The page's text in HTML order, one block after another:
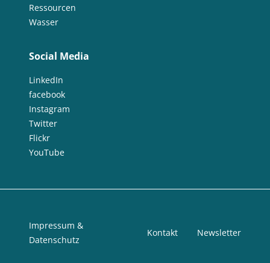
Ressourcen
Wasser
Social Media
LinkedIn
facebook
Instagram
Twitter
Flickr
YouTube
Impressum &
Datenschutz
Kontakt Newsletter